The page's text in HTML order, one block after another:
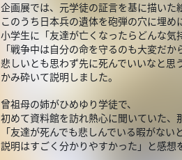
企画展では、元学徒の証言を基に描いた
このうち日本兵の遺体を砲弾の穴に埋め
小学生に「友達が亡くなったらどんな気
「戦争中は自分の命を守るのも大変だか
悲しいとも思わず先に死んでいいなと思
かみ砕いて説明しました。
曾祖母の姉がひめゆり学徒で、
初めて資料館を訪れ熱心に聞いていた、
「友達が死んでも悲しんでいる暇がない
説明はすごく分かりやすかった」と感